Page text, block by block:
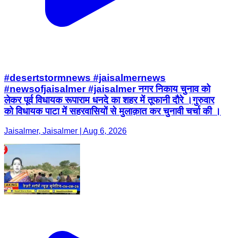
#desertstormnews #jaisalmernews
#newsofjaisalmer #jaisalmer नगर निकाय चुनाव को
लेकर पूर्व विधायक रूपाराम धनदे का शहर में तूफानी दौरे ।गुरुवार
को विधायक पाटा में सहरवासियों से मुलाक़ात कर चुनावी चर्चा की ।
Jaisalmer, Jaisalmer | Aug 6, 2026